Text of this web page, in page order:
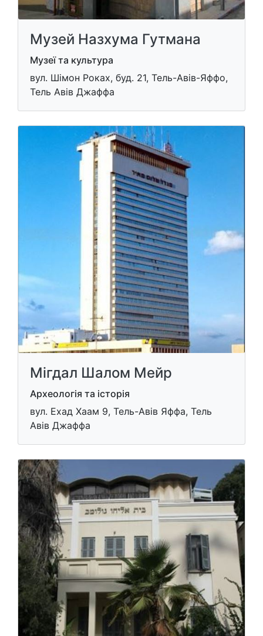
Музей Назхума Гутмана
Музеї та культура
вул. Шімон Роках, буд. 21, Тель-Авів-Яффо,
Тель Авів Джаффа
Мігдал Шалом Мейр
Археологія та історія
вул. Ехад Хаам 9, Тель-Авів Яффа, Тель
Авів Джаффа